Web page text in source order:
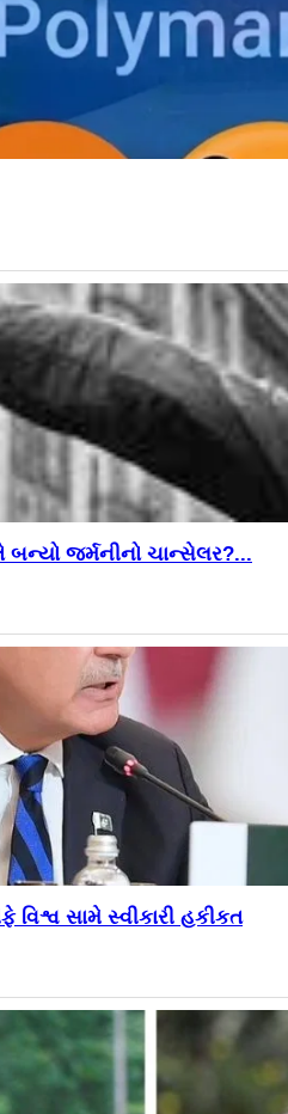
બન્યો જર્મનીનો ચાન્સેલર?...
વિશ્વ સામે સ્વીકારી હકીકત